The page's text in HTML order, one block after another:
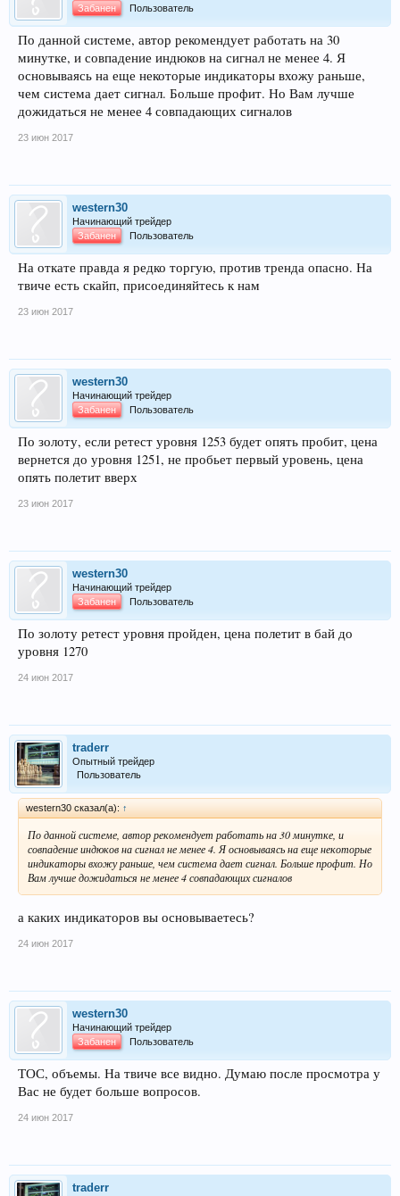
Забанен
Пользователь
По данной системе, автор рекомендует работать на 30
минутке, и совпадение индюков на сигнал не менее 4. Я
основываясь на еще некоторые индикаторы вхожу раньше,
чем система дает сигнал. Больше профит. Но Вам лучше
дожидаться не менее 4 совпадающих сигналов
23 июн 2017
western30
Начинающий трейдер
Забанен
Пользователь
На откате правда я редко торгую, против тренда опасно. На
твиче есть скайп, присоединяйтесь к нам
23 июн 2017
western30
Начинающий трейдер
Забанен
Пользователь
По золоту, если ретест уровня 1253 будет опять пробит, цена
вернется до уровня 1251, не пробьет первый уровень, цена
опять полетит вверх
23 июн 2017
western30
Начинающий трейдер
Забанен
Пользователь
По золоту ретест уровня пройден, цена полетит в бай до
уровня 1270
24 июн 2017
traderr
Опытный трейдер
Пользователь
western30 сказал(а): ↑
По данной системе, автор рекомендует работать на 30 минутке, и
совпадение индюков на сигнал не менее 4. Я основываясь на еще некоторые
индикаторы вхожу раньше, чем система дает сигнал. Больше профит. Но
Вам лучше дожидаться не менее 4 совпадающих сигналов
а каких индикаторов вы основываетесь?
24 июн 2017
western30
Начинающий трейдер
Забанен
Пользователь
ТОС, объемы. На твиче все видно. Думаю после просмотра у
Вас не будет больше вопросов.
24 июн 2017
traderr